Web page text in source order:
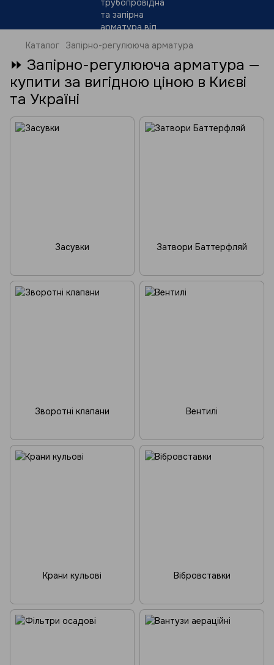
Каталог Запірно-регулююча арматура
⏩ Запірно-регулююча арматура —
купити за вигідною ціною в Києві
та Україні
Засувки Затвори Баттерфляй
Зворотні клапани Вентилі
Крани кульові Вібровставки